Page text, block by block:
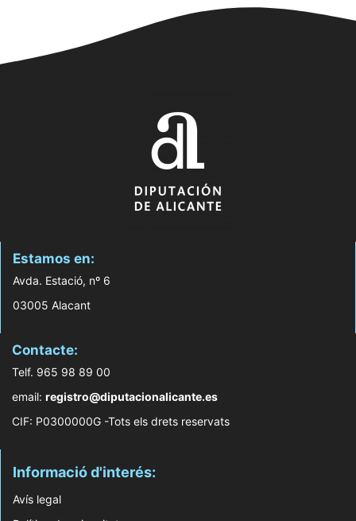
Estamos en:
Avda. Estació, nº 6
03005 Alacant
Contacte:
Telf. 965 98 89 00
email: registro@diputacionalicante.es
CIF: P0300000G -Tots els drets reservats
Informació d'interés:
Avís legal